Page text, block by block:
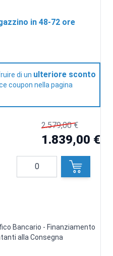
in 48-72 ore
di un ulteriore sconto
coupon nella pagina
2.579,00 €
1.839,00 €
Quantità
Bancario - Finanziamento
alla Consegna